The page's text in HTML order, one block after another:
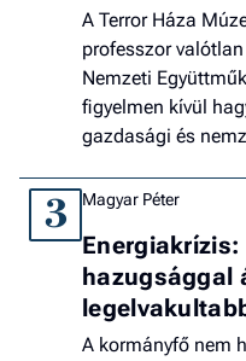
A Terror Háza
professzor
Nemzeti
figyelmen kívül
gazdasági és
3 Magyar Péter
hazugsággal
A kormányfő nem